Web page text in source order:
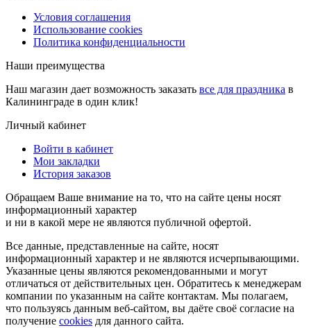
Условия соглашения
Использование cookies
Политика конфиденциальности
Наши преимущества
Наш магазин дает возможность заказать все для праздника в
Калининграде в один клик!
Личный кабинет
Войти в кабинет
Мои закладки
История заказов
Обращаем Ваше внимание на то, что на сайте цены носят
информационный характер
и ни в какой мере не являются публичной офертой.
Все данные, представленные на сайте, носят
информационный характер и не являются исчерпывающими.
Указанные цены являются рекомендованными и могут
отличаться от действительных цен. Обратитесь к менеджерам
компании по указанным на сайте контактам. Мы полагаем,
что пользуясь данным веб-сайтом, вы даёте своё согласие на
получение cookies для данного сайта.